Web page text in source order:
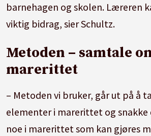
barnehagen og skolen. Læreren
viktig bidrag, sier Schultz.
Metoden – samtale
marerittet
– Metoden vi bruker, går ut på å
elementer i marerittet og snakke
noe i marerittet som kan gjøres